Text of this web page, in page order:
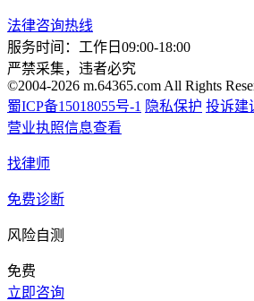
法律咨询热线
服务时间：工作日09:00-18:00
严禁采集，违者必究
©2004-2026 m.64365.com All Rights
蜀ICP备15018055号-1 隐私保护 投诉建
营业执照信息查看
找律师
免费诊断
风险自测
免费
立即咨询